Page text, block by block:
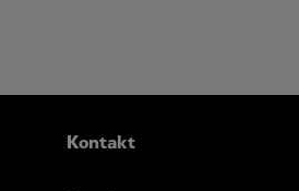
Kontakt